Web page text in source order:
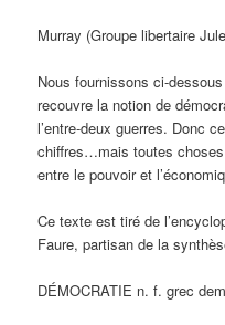
Murray (Groupe libertaire
Nous fournissons ci-
recouvre la notion de
l’entre-deux guerres. Donc
chiffres…mais toutes
entre le pouvoir et
Ce texte est tiré de
Faure, partisan de la
DÉMOCRATIE n. f. grec